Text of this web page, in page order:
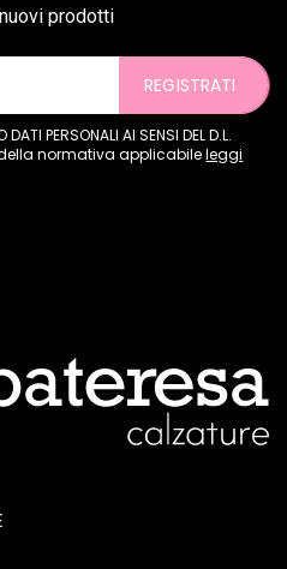
prodotti
REGISTRATI
PERSONALI AI SENSI DEL D.L.
della normativa applicabileleggi